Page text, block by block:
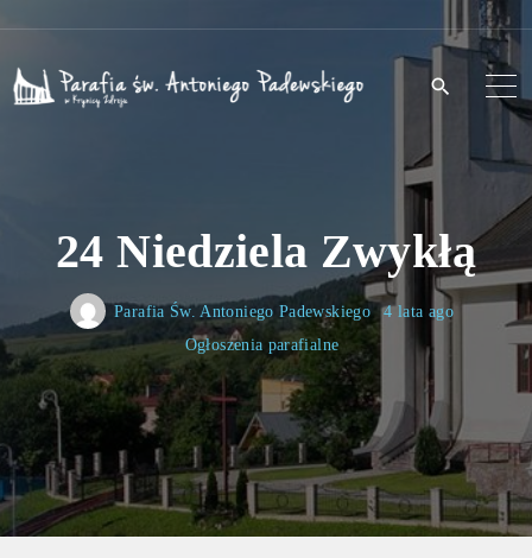
t
t
24 Niedziela Zwykłą
Parafia Św. Antoniego Padewskiego
4 lata ago
Ogłoszenia parafialne